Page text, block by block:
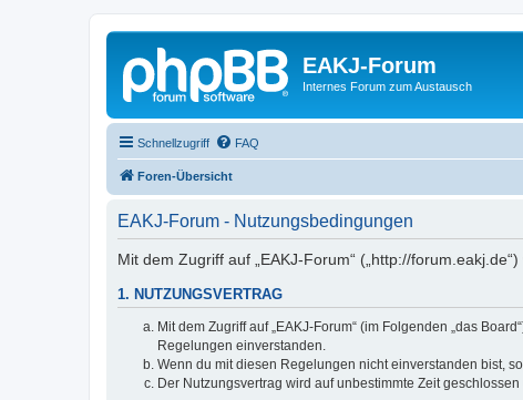
EAKJ-Forum
Internes Forum zum Austausch
Schnellzugriff FAQ
Foren-Übersicht
EAKJ-Forum - Nutzungsbedingungen
Mit dem Zugriff auf „EAKJ-Forum“ („http://
1. NUTZUNGSVERTRAG
Mit dem Zugriff auf „EAKJ-Forum“ (im Folgenden „das
Regelungen einverstanden.
Wenn du mit diesen Regelungen nicht einverstanden bist,
Der Nutzungsvertrag wird auf unbestimmte Zeit